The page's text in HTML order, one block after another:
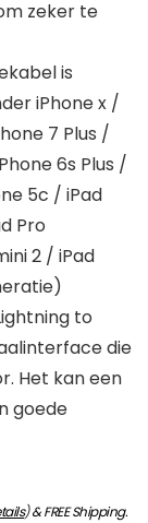
zeker te
is
iPhone x /
7 Plus /
6s Plus /
5c / iPad
Pro
2 / iPad
to
die
Het kan een
goede
)&FREE Shipping.